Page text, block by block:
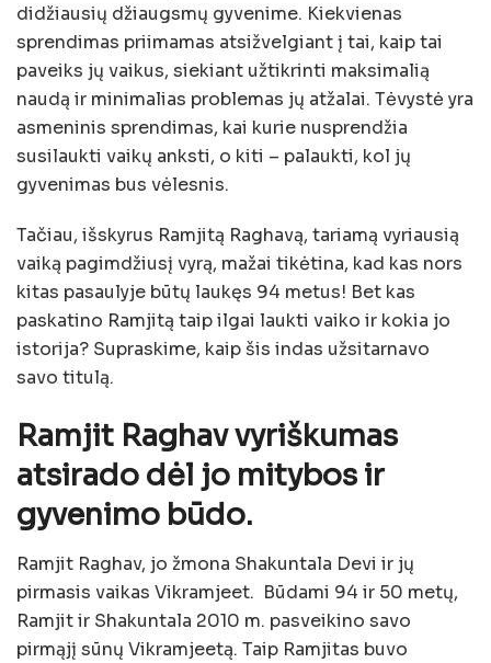
didžiausių džiaugsmų gyvenime. Kiekvienas
sprendimas priimamas atsižvelgiant į tai, kaip tai
paveiks jų vaikus, siekiant užtikrinti maksimalią
naudą ir minimalias problemas jų atžalai. Tėvystė yra
asmeninis sprendimas, kai kurie nusprendžia
susilaukti vaikų anksti, o kiti – palaukti, kol jų
gyvenimas bus vėlesnis.
Tačiau, išskyrus Ramjitą Raghavą, tariamą vyriausią
vaiką pagimdžiusį vyrą, mažai tikėtina, kad kas nors
kitas pasaulyje būtų laukęs 94 metus! Bet kas
paskatino Ramjitą taip ilgai laukti vaiko ir kokia jo
istorija? Supraskime, kaip šis indas užsitarnavo
savo titulą.
Ramjit Raghav vyriškumas
atsirado dėl jo mitybos ir
gyvenimo būdo.
Ramjit Raghav, jo žmona Shakuntala Devi ir jų
pirmasis vaikas Vikramjeet. Būdami 94 ir 50 metų,
Ramjit ir Shakuntala 2010 m. pasveikino savo
pirmąjį sūnų Vikramjeetą. Taip Ramjitas buvo